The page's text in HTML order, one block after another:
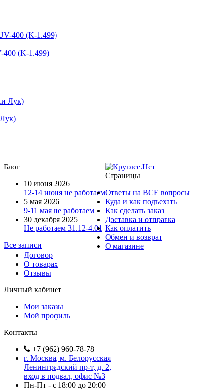
400 (K-1.499)
Блог
10 июня 2026
12-14 июня не работаем
5 мая 2026
9-11 мая не работаем
30 декабря 2025
Не работаем 31.12-4.01
Все записи
Страницы
Ответы на ВСЕ вопросы
Куда и как подъехать
Как сделать заказ
Доставка и отправка
Как оплатить
Обмен и возврат
О магазине
Договор
О товарах
Отзывы
Личный кабинет
Мои заказы
Мой профиль
Контакты
+7 (962) 960-78-78
г. Москва, м. Белорусская
Ленинградский пр-т, д. 2,
вход в подвал, офис №3
Пн-Пт - с 18:00 до 20:00